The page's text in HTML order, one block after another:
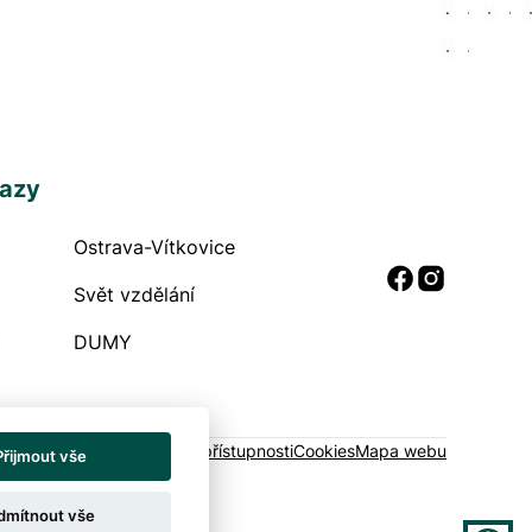
Ostrava-Vítkovice
Svět vzdělání
DUMY
soukromí Prohlášení o přístupnostiCookiesMapa webu
vše
vše